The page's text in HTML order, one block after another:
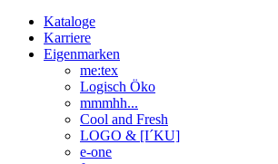
Kataloge
Karriere
Eigenmarken
me:tex
Logisch Öko
mmmhh...
Cool and Fresh
LOGO & [I´KU]
e-one